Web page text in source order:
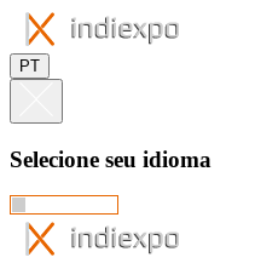
PT
Selecione seu idioma